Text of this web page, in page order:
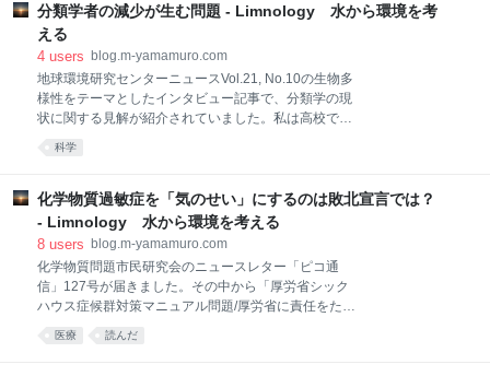
全対策のモニタリング・評価と順応
もしれませんが） 私の娘はまさしくこの地図帳を使っ
ているので探したのですが、アサザプロジェクトの記
載はありませんでした。不思議に思って帝国書院に問
で、6月10日は検定に通った直後だったそうです。 ま
だ世に出ていない地図帳の内容を、なぜアサザ基金は
知っているのでしょうか？ 確認したところ、「茨城県
資料ほか」として、小中学校のビオトープが霞ヶ浦流
分類学者の減少が生む問題 - Limnology 水から環境を考
える
4 users blog.m-yamamuro.com
地球環境研究センターニュースVol.21, No.10の生物多
様性をテーマとしたインタビュー記事で、分類学の現
状に関する見解が紹介されていました。私は高校では
生物部に所属していて、顧問の先生は後鰓類（ウミウ
シの仲間）の世界的な分類学者でした。環境問題の解
中で考えるようになりました。 今、日本の分類学は危
機に瀕していると思っています。インタビュー記事も
同様の見解でした。該当部をペーストします。 −−−−−
というと、どちらかというとミクロな方向性を持った
学問が主流のような印象ですが、生態学や分類学のよ
うな、生物多様性と関りが深中静：分類学は昭和初期
までは盛んでしたが、現在は少なくなりました。分類
科学
化学物質過敏症を「気のせい」にするのは敗北宣言では？
- Limnology 水から環境を考える
8 users blog.m-yamamuro.com
化学物質問題市民研究会のニュースレター「ピコ通
信」127号が届きました。その中から「厚労省シック
ハウス症候群対策マニュアル問題/厚労省に責任をただ
す公開質問状出す」との記事をご紹介します。 1 月9
日付けで厚生労働省健康局生活衛生課が、「シックハ
医療 読んだ